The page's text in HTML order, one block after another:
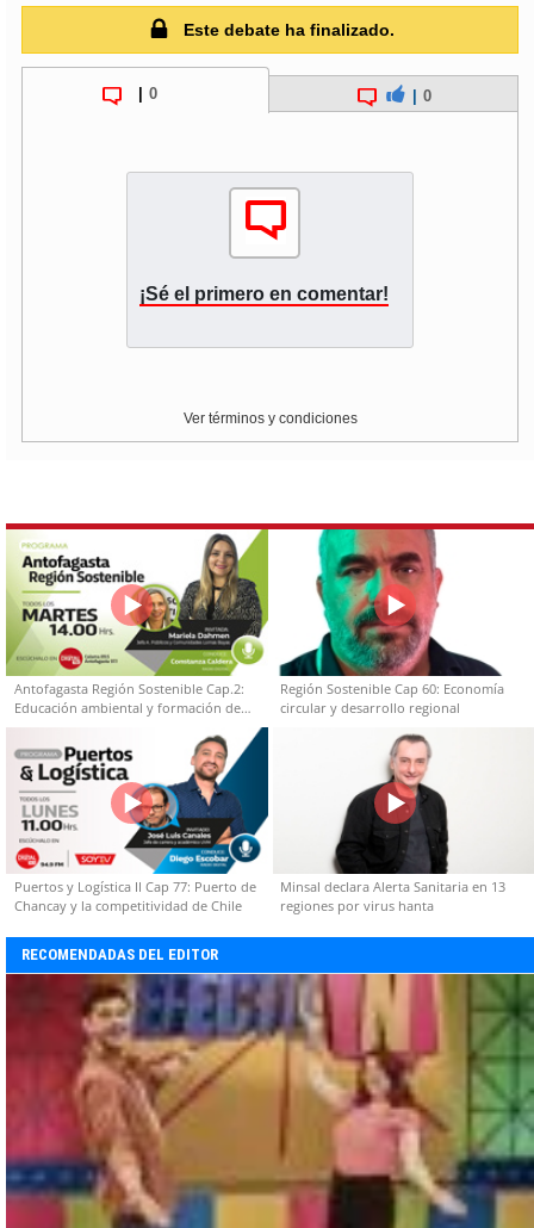
Este debate ha finalizado.
0 0
¡Sé el primero en comentar!
Ver términos y condiciones
Antofagasta Región Sostenible Cap.2:
Educación ambiental y formación de
capacidades técnicas
Región Sostenible Cap 60: Economía
circular y desarrollo regional
Puertos y Logística II Cap 77: Puerto de
Chancay y la competitividad de Chile
Minsal declara Alerta Sanitaria en 13
regiones por virus hanta
RECOMENDADAS DEL EDITOR